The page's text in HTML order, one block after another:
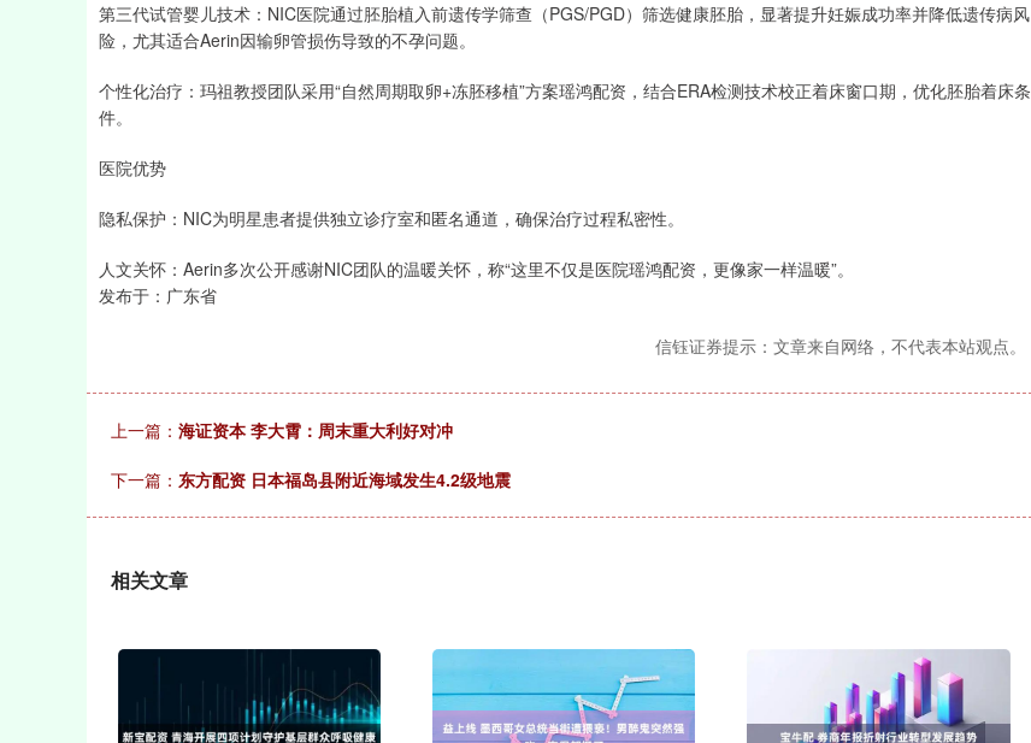
第三代试管婴儿技术：NIC医院通过胚胎植入前遗传学筛查（PGS/PGD）筛选健康胚胎，显著提升妊娠成功率并降低遗传病风
险，尤其适合Aerin因输卵管损伤导致的不孕问题。
个性化治疗：玛祖教授团队采用“自然周期取卵+冻胚移植”方案瑶鸿配资，结合ERA检测技术校正着床窗口期，优化胚胎着床条
件。
医院优势
隐私保护：NIC为明星患者提供独立诊疗室和匿名通道，确保治疗过程私密性。
人文关怀：Aerin多次公开感谢NIC团队的温暖关怀，称“这里不仅是医院瑶鸿配资，更像家一样温暖”。
发布于：广东省
信钰证券提示：文章来自网络，不代表本站观点。
上一篇： 海证资本 李大霄：周末重大利好对冲
下一篇： 东方配资 日本福岛县附近海域发生4.2级地震
相关文章